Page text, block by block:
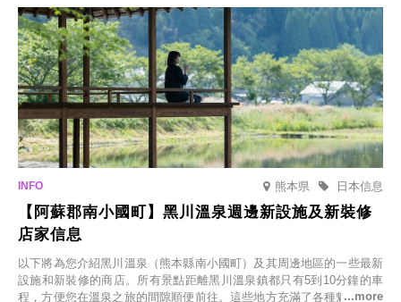
熊本県 日本信息
【阿蘇郡南小國町】黑川溫泉週邊新設施及新裝修
店家信息
以下將為您介紹黑川溫泉（熊本縣南小國町）及其周邊地區的一些最新
設施和新裝修的商店。所有景點距離黑川溫泉鎮都只有5到10分鐘的車
程，方便您在溫泉之旅的間隙順便前往。這些地方充滿了各種魅力，包